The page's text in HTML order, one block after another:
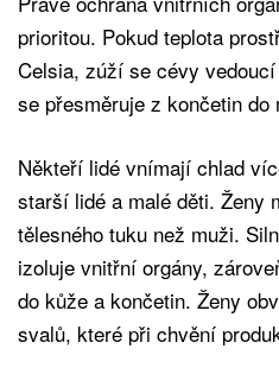
prioritou. Pokud teplota
Celsia, zúží se cévy
se přesměruje z končetin do
Někteří lidé vnímají chlad
starší lidé a malé děti. Ženy
tělesného tuku než muži.
izoluje vnitřní orgány,
do kůže a končetin. Ženy
svalů, které při chvění